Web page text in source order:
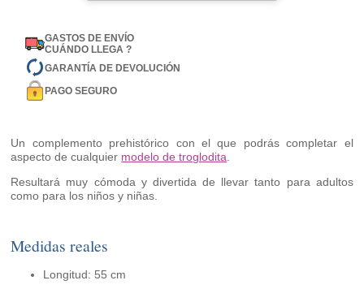
GASTOS DE ENVÍO
CUÁNDO LLEGA ?
GARANTÍA DE DEVOLUCIÓN
PAGO SEGURO
Un complemento prehistórico con el que podrás completar el
aspecto de cualquier modelo de troglodita.
Resultará muy cómoda y divertida de llevar tanto para adultos
como para los niños y niñas.
Medidas reales
Longitud: 55 cm